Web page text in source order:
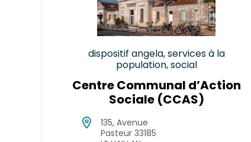
dispositif angela, services à la
population, social
Centre Communal d’Action
Sociale (CCAS)
135, Avenue
Pasteur 33185